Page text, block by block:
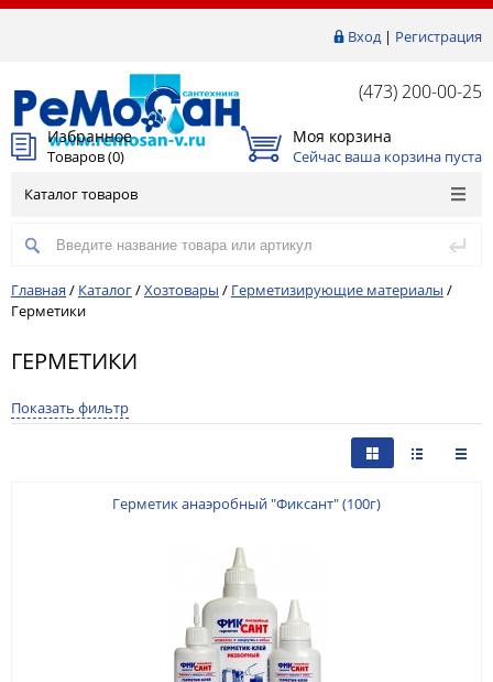
Вход| Регистрация
(473) 200-00-25
Избранное
Товаров (0)
Моя корзина
Сейчас ваша корзина пуста
Каталог товаров
Главная / Каталог/Хозтовары / Герметизирующие материалы /
Герметики
ГЕРМЕТИКИ
Показать фильтр
Герметик анаэробный "Фиксант" (100г)